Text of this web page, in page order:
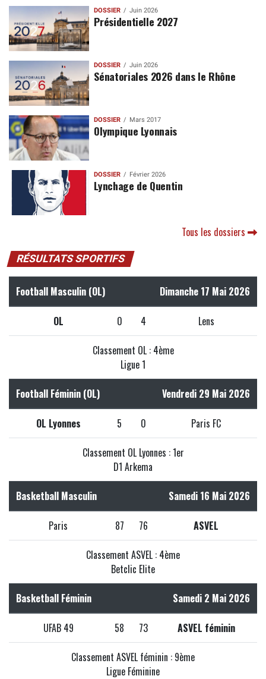
DOSSIER Juin 2026
Présidentielle 2027
DOSSIER Juin 2026
Sénatoriales 2026 dans le Rhône
DOSSIER Mars 2017
Olympique Lyonnais
DOSSIER Février 2026
Lynchage de Quentin
Tous les dossiers
RÉSULTATS SPORTIFS
Football Masculin (OL) Dimanche 17 Mai 2026
OL 0 4 Lens
Classement OL : 4ème
Ligue 1
Football Féminin (OL) Vendredi 29 Mai 2026
OL Lyonnes 5 0 Paris FC
Classement OL Lyonnes : 1er
D1 Arkema
Basketball Masculin Samedi 16 Mai 2026
Paris 87 76 ASVEL
Classement ASVEL : 4ème
Betclic Elite
Basketball Féminin Samedi 2 Mai 2026
UFAB 49 58 73 ASVEL féminin
Classement ASVEL féminin : 9ème
Ligue Féminine